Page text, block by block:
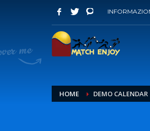
HOME DEMO CALENDAR